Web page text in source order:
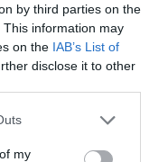
by third parties on the
This information may
on the IAB’s List of
disclose it to other
my